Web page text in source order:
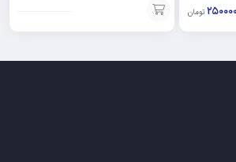
تومان
افزودن
به